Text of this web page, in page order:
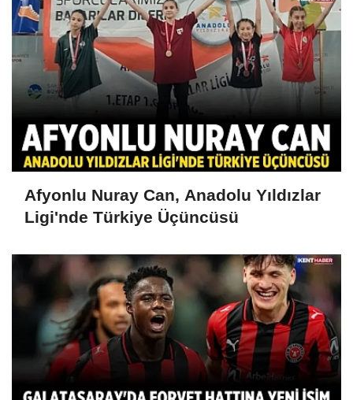
Afyonlu Nuray Can, Anadolu Yıldızlar
Ligi'nde Türkiye Üçüncüsü